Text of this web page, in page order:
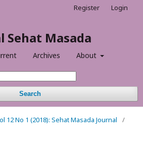
Sehat Masada
Archives About
Search
Register Login
12 No 1 (2018): Sehat Masada Journal
/